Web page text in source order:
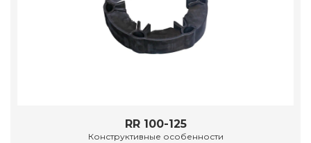
RR 100-125
Конструктивные особенности